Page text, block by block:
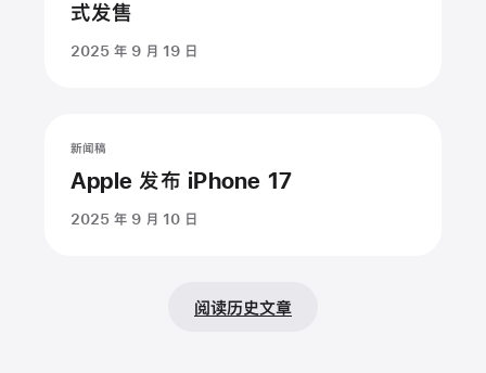
式发售
2025 年 9 月 19 日
新闻稿
Apple 发布 iPhone 17
2025 年 9 月 10 日
阅读历史文章